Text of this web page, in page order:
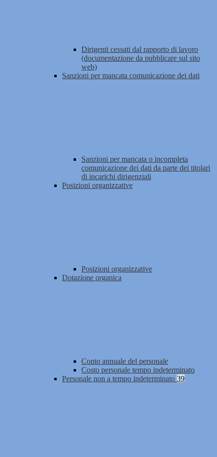
Dirigenti cessati dal rapporto di lavoro
(documentazione da pubblicare sul sito
web)
Sanzioni per mancata comunicazione dei dati
Sanzioni per mancata o incompleta
comunicazione dei dati da parte dei titolari
di incarichi dirigenziali
Posizioni organizzative
Posizioni organizzative
Dotazione organica
Conto annuale del personale
Costo personale tempo indeterminato
Personale non a tempo indeterminato 39